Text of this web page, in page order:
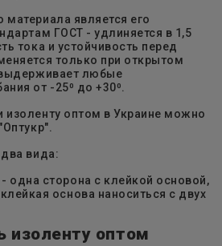
является его
ГОСТ - удлиняется в 1,5
тока и устойчивость перед
только при открытом
любые
от -25⁰ до +30⁰.
изоленту оптом в Украине можно
вида:
одна сторона с клейкой основой,
основа наноситься с двух
изоленту оптом